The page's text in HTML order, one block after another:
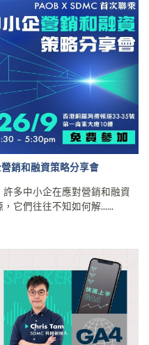
銷和融資策略分享會
多中小企在應對營銷和融資
它們往往不知如何解......